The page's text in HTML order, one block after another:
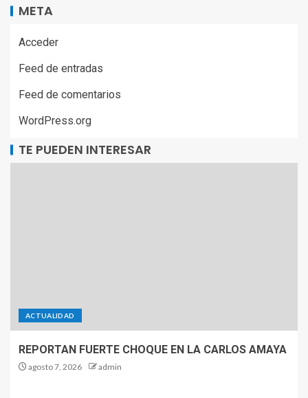
META
Acceder
Feed de entradas
Feed de comentarios
WordPress.org
TE PUEDEN INTERESAR
ACTUALIDAD
REPORTAN FUERTE CHOQUE EN LA CARLOS AMAYA
agosto 7, 2026 admin